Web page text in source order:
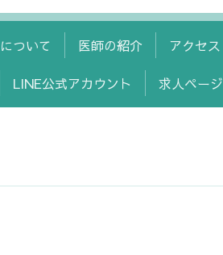
ついて 医師の紹介 アクセス
LINE公式アカウント 求人ページ